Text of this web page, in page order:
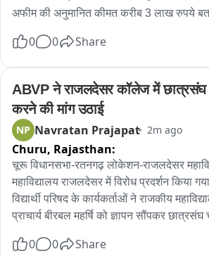
अफीम की अनुमानित कीमत करीब 3 लाख रुपये
में हत्या के प्रयास और आर्म्स एक्ट का मामला दर्ज
की कार्रवाई
0 0 Share
ABVP ने राजलदेसर कॉलेज में छात्रसंघ
करने की मांग उठाई
NP Navratan Prajapat 2m ago
Churu, Rajasthan:
चूरू विधानसभा-रतनगढ़ लोकेशन-राजलदेसर
महाविद्यालय राजलदेसर में विरोध प्रदर्शन किया
विद्यार्थी परिषद के कार्यकर्ताओं ने राजकीय
प्राचार्य बीरबल महर्षि को ज्ञापन सौंपकर
लोकतांत्रिक प्रक्रिया से जोड़ने का मंच देते हैं
0 0 Share